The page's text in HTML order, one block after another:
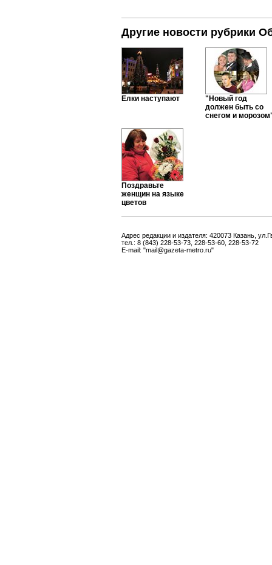
Другие новости рубрики
Елки наступают
"Новый год
должен быть со
снегом и
Поздравьте
женщин на языке
цветов
Адрес редакции и издателя: 420073 Казань,
тел.: 8 (843) 228-53-73, 228-53-60, 228-53-72
E-mail: "mail@gazeta-metro.ru"